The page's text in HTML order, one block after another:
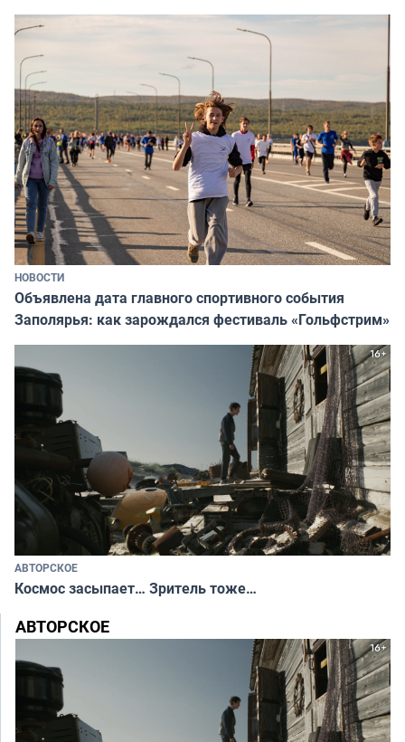
НОВОСТИ
Объявлена дата главного спортивного события
Заполярья: как зарождался фестиваль «Гольфстрим»
АВТОРСКОЕ
Космос засыпает… Зритель тоже…
АВТОРСКОЕ